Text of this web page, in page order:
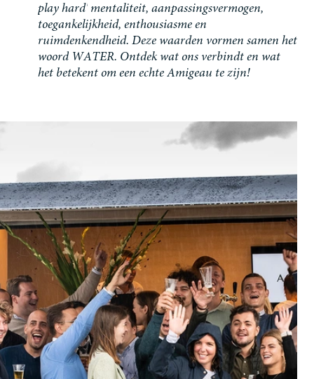
play hard' mentaliteit, aanpassingsvermogen,
toegankelijkheid, enthousiasme en
ruimdenkendheid. Deze waarden vormen samen het
woord WATER. Ontdek wat ons verbindt en wat
het betekent om een echte Amigeau te zijn!